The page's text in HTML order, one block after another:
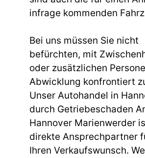
infrage kommenden
Bei uns müssen Sie nicht
befürchten, mit
oder zusätzlichen
Abwicklung konfrontiert
Unser Autohandel in
durch Getriebeschaden
Hannover Marienwerder
direkte Ansprechpartner
Ihren Verkaufswunsch.